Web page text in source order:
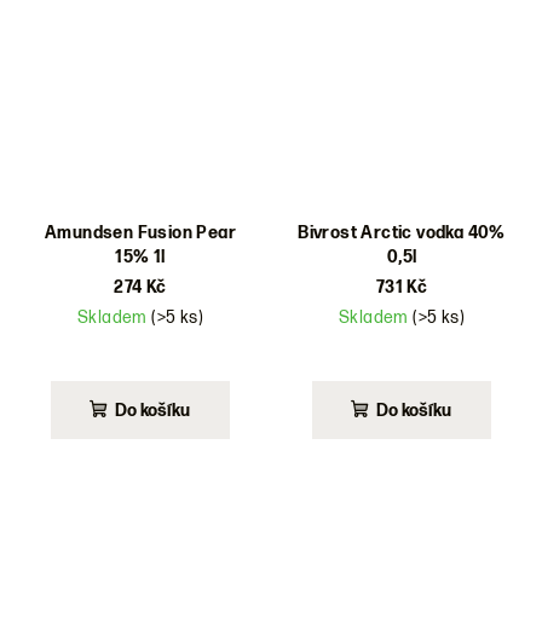
Amundsen Fusion Pear
15% 1l
274 Kč
Skladem(>5 ks)
Do košíku
Bivrost Arctic vodka 40%
0,5l
731 Kč
Skladem(>5 ks)
produktu
Do košíku